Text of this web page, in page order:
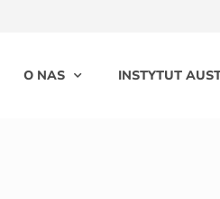
O NAS INSTYTUT